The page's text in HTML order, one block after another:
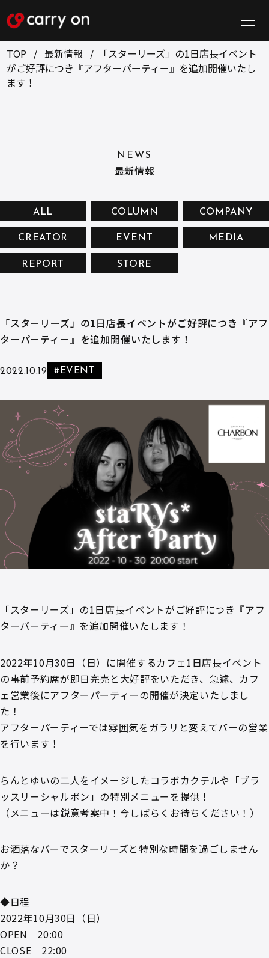
サ
イ
ト
メ
ニ
BUSINESS
お問い合せ
プライバシーポリシー
TOP 最新情報
「スターリーズ」の1日店長イベント
がご好評につき『アフターパーティー』を追加開催いたし
ます！
NEWS
最新情報
ALL COLUMN COMPANY
CREATOR EVENT MEDIA
REPORT STORE
「スターリーズ」の1日店長イベントがご好評につき『アフ
ターパーティー』を追加開催いたします！
2022.10.19 #EVENT
「スターリーズ」の1日店長イベントがご好評につき『アフ
ターパーティー』を追加開催いたします！
2022年10月30日（日）に開催するカフェ1日店長イベント
の事前予約席が即日完売と大好評をいただき、急遽、カフ
ェ営業後にアフターパーティーの開催が決定いたしまし
た！
アフターパーティーでは雰囲気をガラリと変えてバーの営業
を行います！
らんとゆいの二人をイメージしたコラボカクテルや「ブラ
ッスリーシャルボン」の特別メニューを提供！
（メニューは鋭意考案中！今しばらくお待ちください！）
お洒落なバーでスターリーズと特別な時間を過ごしません
か？
◆日程
2022年10月30日（日）
OPEN 20:00
CLOSE 22:00